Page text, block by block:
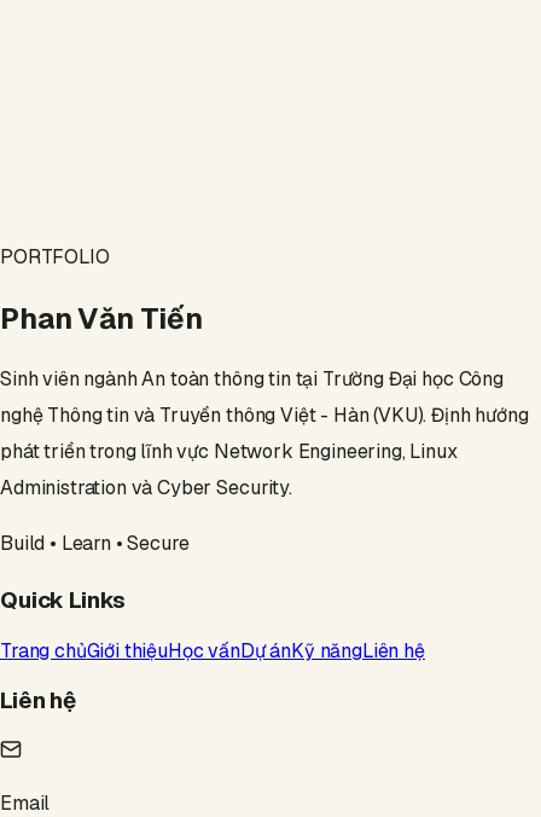
PORTFOLIO
Phan Văn Tiến
Sinh viên ngành An toàn thông tin tại Trường Đại học Công
nghệ Thông tin và Truyền thông Việt - Hàn (VKU). Định hướng
phát triển trong lĩnh vực Network Engineering, Linux
Administration và Cyber Security.
Build • Learn • Secure
Quick Links
Trang chủGiới thiệuHọc vấnDự ánKỹ năngLiên hệ
Liên hệ
Email